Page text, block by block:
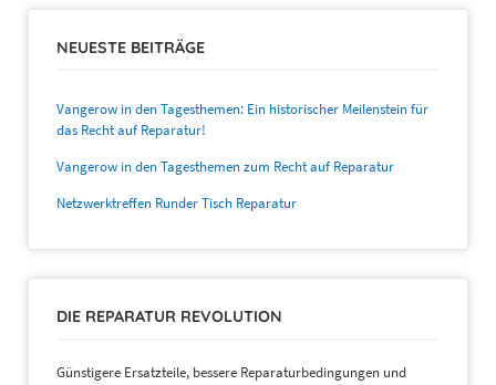
NEUESTE BEITRÄGE
Vangerow in den Tagesthemen: Ein historischer Meilenstein für
das Recht auf Reparatur!
Vangerow in den Tagesthemen zum Recht auf Reparatur
Netzwerktreffen Runder Tisch Reparatur
DIE REPARATUR REVOLUTION
Günstigere Ersatzteile, bessere Reparaturbedingungen und